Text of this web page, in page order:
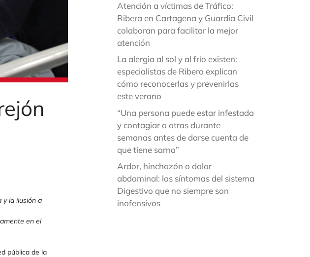
y la ilusión a
en el
pública de la
Atención a víctimas de Tráfico:
Ribera en Cartagena y Guardia Civil
colaboran para facilitar la mejor
atención
La alergia al sol y al frío existen:
especialistas de Ribera explican
cómo reconocerlas y prevenirlas
este verano
“Una persona puede estar infestada
y contagiar a otras durante
semanas antes de darse cuenta de
que tiene sarna”
Ardor, hinchazón o dolor
abdominal: los síntomas del sistema
Digestivo que no siempre son
inofensivos